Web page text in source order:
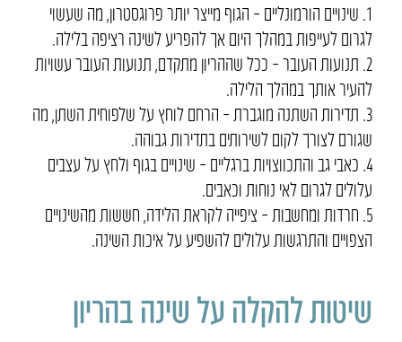
1. שינויים הורמונליים – הגוף מייצר יותר פרוגסטרון, מה שעשוי
לגרום לעייפות במהלך היום אך להפריע לשינה רציפה בלילה.
2. תנועות העובר – ככל שההריון מתקדם, תנועות העובר עשויות
להעיר אותך במהלך הלילה.
3. תדירות השתנה מוגברת – הרחם לוחץ על שלפוחית השתן, מה
שגורם לצורך לקום לשירותים בתדירות גבוהה.
4. כאבי גב והתכווצויות ברגליים – שינויים בגוף ולחץ על עצבים
עלולים לגרום לאי נוחות וכאבים.
5. חרדות ומחשבות – ציפייה לקראת הלידה, חששות מהשינויים
הצפויים והתרגשות עלולים להשפיע על איכות השינה.
שיטות להקלה על שינה בהריון